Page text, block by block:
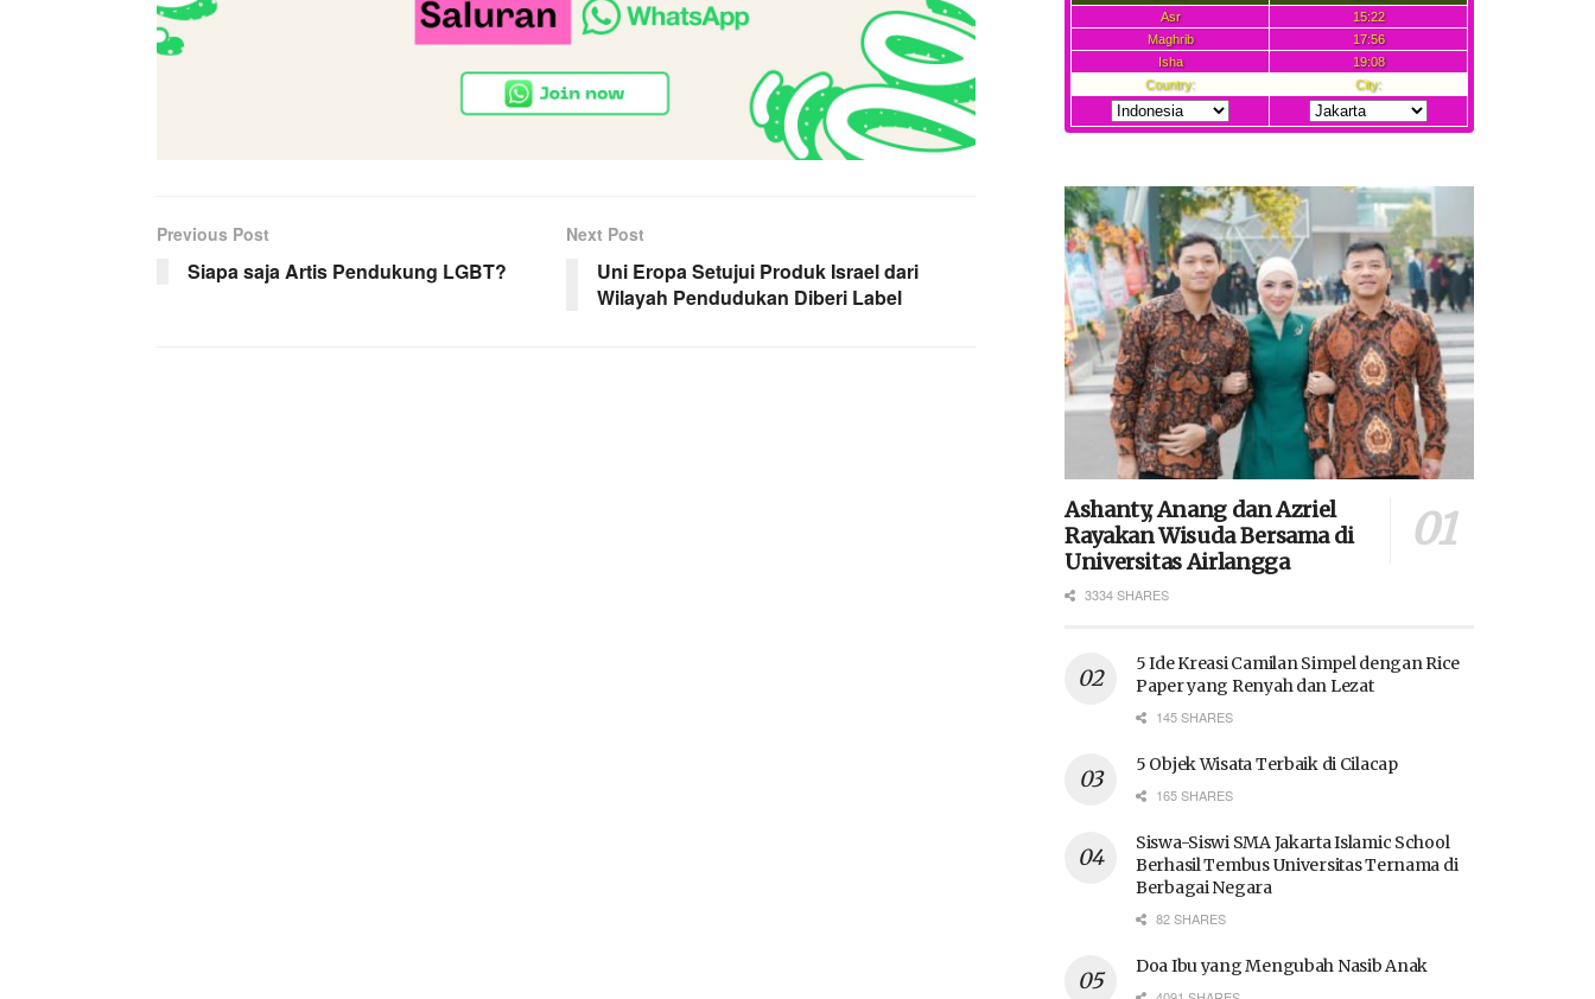
Previous Post
Siapa saja Artis Pendukung LGBT?
Next Post
Uni Eropa Setujui Produk Israel dari
Wilayah Pendudukan Diberi Label
Ashanty, Anang dan Azriel
Rayakan Wisuda Bersama di
Universitas Airlangga
3334 SHARES
5 Ide Kreasi Camilan Simpel dengan Rice
Paper yang Renyah dan Lezat
145 SHARES
5 Objek Wisata Terbaik di Cilacap
165 SHARES
Siswa-Siswi SMA Jakarta Islamic School
Berhasil Tembus Universitas Ternama di
Berbagai Negara
82 SHARES
Doa Ibu yang Mengubah Nasib Anak